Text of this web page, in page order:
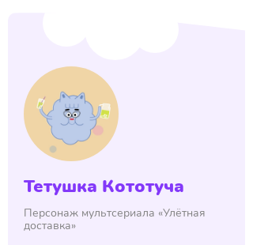
Тетушка Кототуча
Персонаж мультсериала «Улётная
доставка»